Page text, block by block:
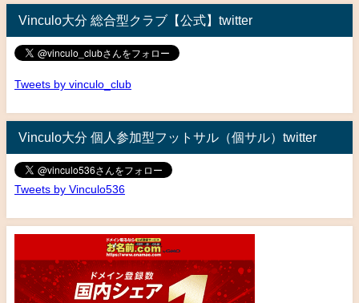
Vinculo大分 総合型クラブ【公式】twitter
Tweets by vinculo_club
Vinculo大分 個人参加型フットサル（個サル）twitter
Tweets by Vinculo536